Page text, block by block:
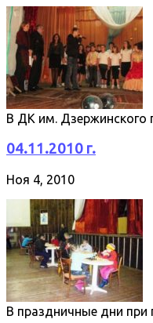
В ДК им. Дзержинского
04.11.2010 г.
Ноя 4, 2010
В праздничные дни